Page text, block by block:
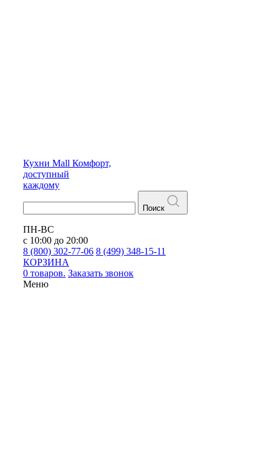
Кухни Mall Комфорт,
доступный
каждому
Поиск
ПН-ВС
с 10:00 до 20:00
8 (800) 302-77-06 8 (499) 348-15-11
КОРЗИНА
0 товаров. Заказать звонок
Меню